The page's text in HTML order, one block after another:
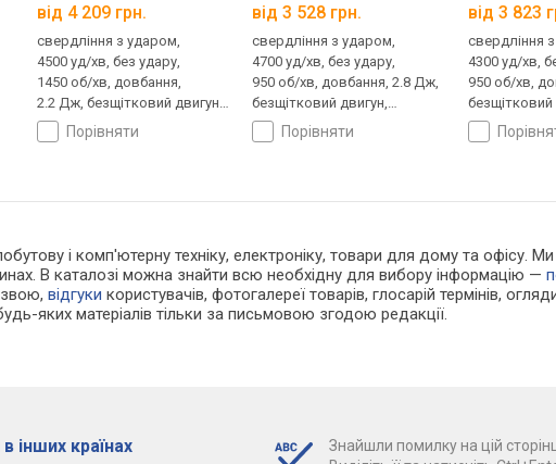
від 4 209 грн.
свердління з ударом,
4500 уд/хв, без удару,
1450 об/хв, довбання,
2.2 Дж, безщітковий двигун,
живлення акумулятор, 20 В,
не в комплекті,
порівняти
від 3 528 грн.
свердління з ударом,
4700 уд/хв, без удару,
950 об/хв, довбання, 2.8 Дж,
безщітковий двигун,
живлення акумулятор, 18 В,
не в комплекті,
порівняти
від 3 823
свердління
4300 уд/хв,
950 об/хв,
безщітковий
живлення
не в
і комп'ютерну техніку, електроніку, товари для дому та
В каталозі можна знайти всю необхідну для вибору інформацію —
відгуки користувачів, фотогалереї товарів, глосарій термінів,
яких матеріалів тільки за письмовою згодою редакції.
інших країнах
Знайшли помилку на цій